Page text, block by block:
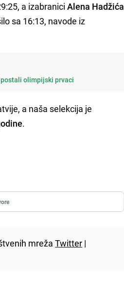
a izabraniciAlena Hadžića
sa 16:13, navode iz
olimpijski prvaci
a naša selekcija je
.
mrežaTwitter |